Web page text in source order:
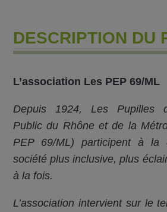
DESCRIPTION DU
L’association Les PEP 69/ML
Depuis 1924, Les Pupilles
Public du Rhône et de la
PEP 69/ML) participent à la
société plus inclusive, plus
à la fois.
L’association intervient sur le